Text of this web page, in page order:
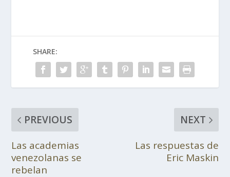
SHARE:
PREVIOUS
Las academias
venezolanas se
rebelan
NEXT
Las respuestas de
Eric Maskin